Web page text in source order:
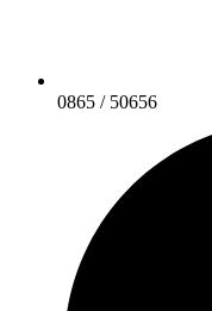
0865 / 50656